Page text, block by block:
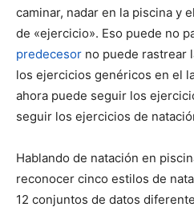
caminar, nadar en la piscina y
de «ejercicio». Eso puede no
predecesor no puede rastrear
los ejercicios genéricos en el
ahora puede seguir los
seguir los ejercicios de
Hablando de natación en
reconocer cinco estilos de
12 conjuntos de datos